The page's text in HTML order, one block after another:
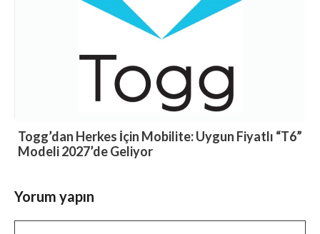
Togg’dan Herkes İçin Mobilite: Uygun Fiyatlı “T6”
Modeli 2027’de Geliyor
Yorum yapın